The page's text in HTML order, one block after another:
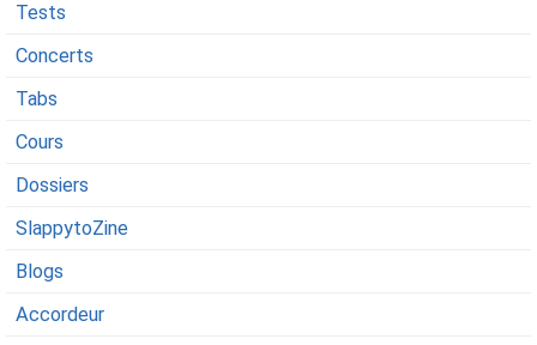
Tests
Concerts
Tabs
Cours
Dossiers
SlappytoZine
Blogs
Accordeur